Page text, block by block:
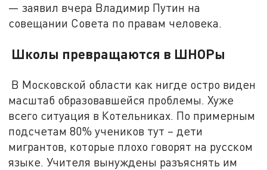
— заявил вчера Владимир Путин на
совещании Совета по правам человека.
Школы превращаются в ШНОРы
В Московской области как нигде остро виден
масштаб образовавшейся проблемы. Хуже
всего ситуация в Котельниках. По примерным
подсчетам 80% учеников тут – дети
мигрантов, которые плохо говорят на русском
языке. Учителя вынуждены разъяснять им